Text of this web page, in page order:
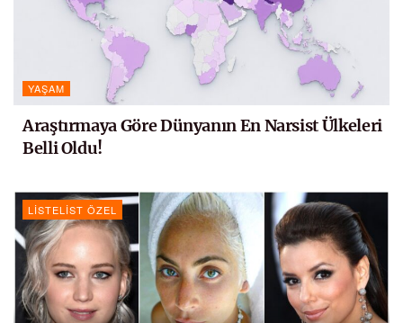
YAŞAM
Araştırmaya Göre Dünyanın En Narsist Ülkeleri
Belli Oldu!
LISTELIST ÖZEL